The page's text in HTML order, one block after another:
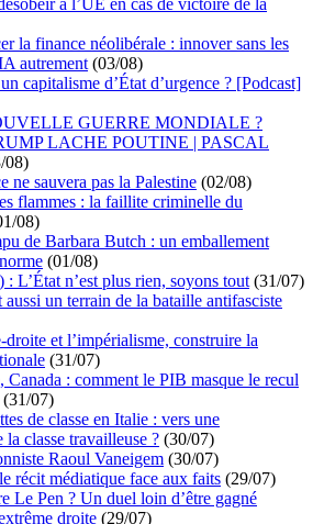
la finance néolibérale : innover sans les
autrement (03/08)
capitalisme d’État d’urgence ? [Podcast]
GUERRE MONDIALE ?
LACHE POUTINE | PASCAL
08)
ne sauvera pas la Palestine (02/08)
flammes : la faillite criminelle du
08)
de Barbara Butch : un emballement
(01/08)
: L’État n’est plus rien, soyons tout (31/07)
aussi un terrain de la bataille antifasciste
droite et l’impérialisme, construire la
(31/07)
Canada : comment le PIB masque le recul
(31/07)
de classe en Italie : vers une
classe travailleuse ? (30/07)
Raoul Vaneigem (30/07)
récit médiatique face aux faits (29/07)
Le Pen ? Un duel loin d’être gagné
droite (29/07)